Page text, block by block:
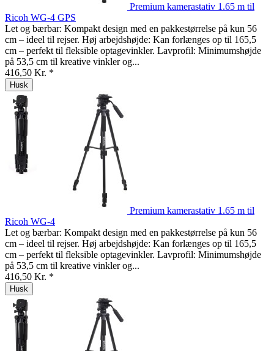
Premium kamerastativ 1.65 m til
Ricoh WG-4 GPS
Let og bærbar: Kompakt design med en pakkestørrelse på kun 56
cm – ideel til rejser. Høj arbejdshøjde: Kan forlænges op til 165,5
cm – perfekt til fleksible optagevinkler. Lavprofil: Minimumshøjde
på 53,5 cm til kreative vinkler og...
416,50 Kr. *
Husk
Premium kamerastativ 1.65 m til
Ricoh WG-4
Let og bærbar: Kompakt design med en pakkestørrelse på kun 56
cm – ideel til rejser. Høj arbejdshøjde: Kan forlænges op til 165,5
cm – perfekt til fleksible optagevinkler. Lavprofil: Minimumshøjde
på 53,5 cm til kreative vinkler og...
416,50 Kr. *
Husk